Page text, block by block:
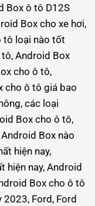
Box ô tô D12S
Box cho xe hơi,
tô loại nào tốt
Android Box
cho ô tô,
cho ô tô giá bao
các loại
Box cho ô tô,
Box nào
hiện nay,
hiện nay, Android
Box cho ô tô
Ford, Ford